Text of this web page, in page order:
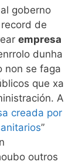
goberno
de
empresa
dunha
non se faga
que xa
A
creada por
”
outros